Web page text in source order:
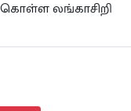
லங்காசிறி